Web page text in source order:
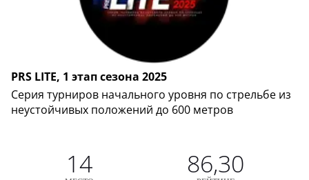
PRS LITE, 1 этап сезона 2025
Серия турниров начального уровня по стрельбе из
неустойчивых положений до 600 метров
14 86,30